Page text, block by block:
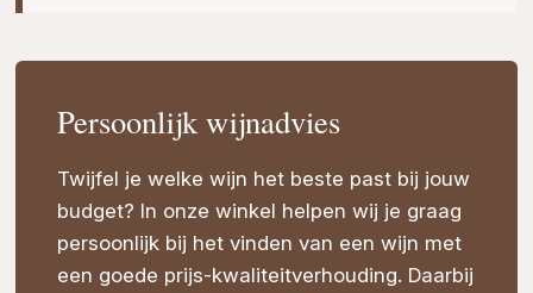
Persoonlijk wijnadvies
Twijfel je welke wijn het beste past bij jouw
budget? In onze winkel helpen wij je graag
persoonlijk bij het vinden van een wijn met
een goede prijs-kwaliteitverhouding. Daarbij